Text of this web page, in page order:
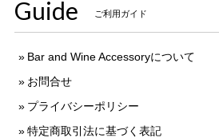
Guide ご利用ガイド
Bar and Wine Accessoryについて
お問合せ
プライバシーポリシー
特定商取引法に基づく表記